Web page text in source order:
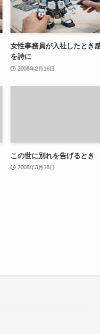
女性事務員が入社したとき
を詩に
2008年2月16日
この世に別れを告げるとき
2008年3月18日